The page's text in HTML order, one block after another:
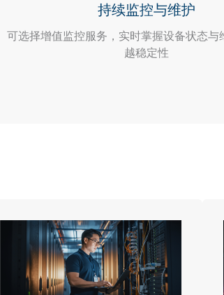
持续监控与维护
可选择增值监控服务，实时掌握设备状态与
越稳定性